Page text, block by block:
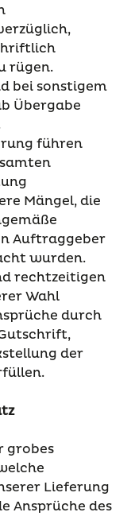
rügen.
bei sonstigem
Übergabe
führen
Mängel, die
Auftraggeber
wurden.
rechtzeitigen
Wahl
durch
der
grobes
Lieferung
Ansprüche des